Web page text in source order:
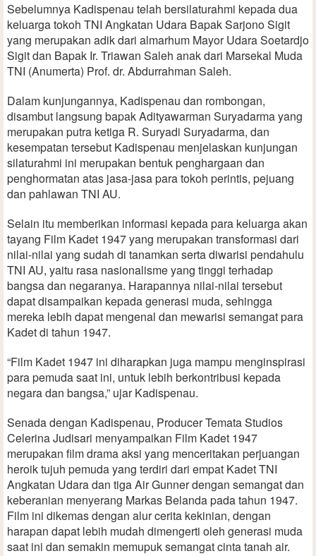
Sebelumnya Kadispenau telah bersilaturahmi kepada dua
keluarga tokoh TNI Angkatan Udara Bapak Sarjono Sigit
yang merupakan adik dari almarhum Mayor Udara Soetardjo
Sigit dan Bapak Ir. Triawan Saleh anak dari Marsekal Muda
TNI (Anumerta) Prof. dr. Abdurrahman Saleh.
Dalam kunjungannya, Kadispenau dan rombongan,
disambut langsung bapak Adityawarman Suryadarma yang
merupakan putra ketiga R. Suryadi Suryadarma, dan
kesempatan tersebut Kadispenau menjelaskan kunjungan
silaturahmi ini merupakan bentuk penghargaan dan
penghormatan atas jasa-jasa para tokoh perintis, pejuang
dan pahlawan TNI AU.
Selain itu memberikan informasi kepada para keluarga akan
tayang Film Kadet 1947 yang merupakan transformasi dari
nilai-nilai yang sudah di tanamkan serta diwarisi pendahulu
TNI AU, yaitu rasa nasionalisme yang tinggi terhadap
bangsa dan negaranya. Harapannya nilai-nilai tersebut
dapat disampaikan kepada generasi muda, sehingga
mereka lebih dapat mengenal dan mewarisi semangat para
Kadet di tahun 1947.
“Film Kadet 1947 ini diharapkan juga mampu menginspirasi
para pemuda saat ini, untuk lebih berkontribusi kepada
negara dan bangsa,” ujar Kadispenau.
Senada dengan Kadispenau, Producer Temata Studios
Celerina Judisari menyampaikan Film Kadet 1947
merupakan film drama aksi yang menceritakan perjuangan
heroik tujuh pemuda yang terdiri dari empat Kadet TNI
Angkatan Udara dan tiga Air Gunner dengan semangat dan
keberanian menyerang Markas Belanda pada tahun 1947.
Film ini dikemas dengan alur cerita kekinian, dengan
harapan dapat lebih mudah dimengerti oleh generasi muda
saat ini dan semakin memupuk semangat cinta tanah air.